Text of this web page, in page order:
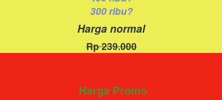
300 ribu?
Harga normal
Rp 239.000
Harga Promo